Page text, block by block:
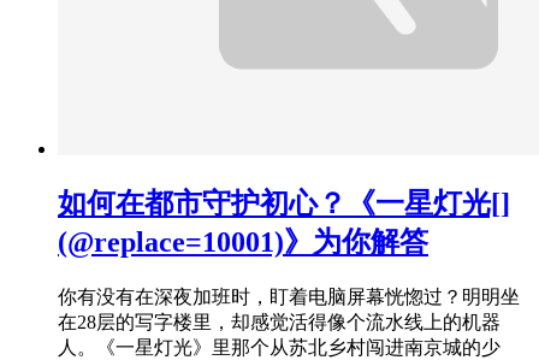
如何在都市守护初心？《一星灯光[]
(@replace=10001)》为你解答
你有没有在深夜加班时，盯着电脑屏幕恍惚过？明明坐
在28层的写字楼里，却感觉活得像个流水线上的机器
人。《一星灯光》里那个从苏北乡村闯进南京城的少